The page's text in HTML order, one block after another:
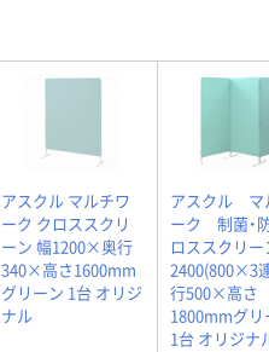
アスクル マルチワ
ーク クロススクリ
ーン 幅1200×奥行
340×高さ1600mm
グリーン 1台 オリジ
ナル
アスクル マ
ーク 制菌・
ロススクリー
2400(800×3
行500×高さ
1800mmグ
1台 オリジナ